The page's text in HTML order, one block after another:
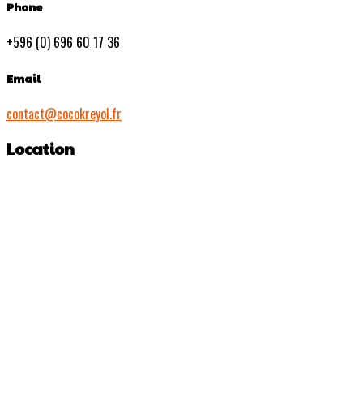
Phone
+596 (0) 696 60 17 36
Email
contact@cocokreyol.fr
Location